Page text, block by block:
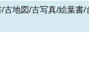
地図/古写真/絵葉書